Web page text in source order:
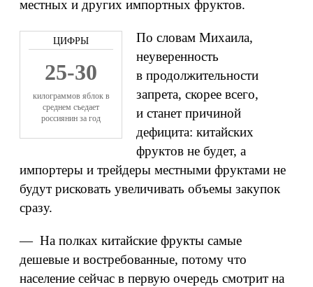
местных и других импортных фруктов.
25-30
килограммов яблок в
среднем съедает
россиянин за год
По словам Михаила,
неуверенность
в продолжительности
запрета, скорее всего,
и станет причиной
дефицита: китайских
фруктов не будет, а
импортеры и трейдеры местными фруктами не
будут рисковать увеличивать объемы закупок
сразу.
— На полках китайские фрукты самые
дешевые и востребованные, потому что
население сейчас в первую очередь смотрит на